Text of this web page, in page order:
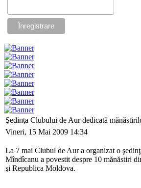
Şedinţa Clubului de Aur dedicată
Vineri, 15 Mai 2009 14:34
La 7 mai Clubul de Aur a organizat o
Mîndîcanu a povestit despre 10 mănăstiri
şi Republica Moldova.